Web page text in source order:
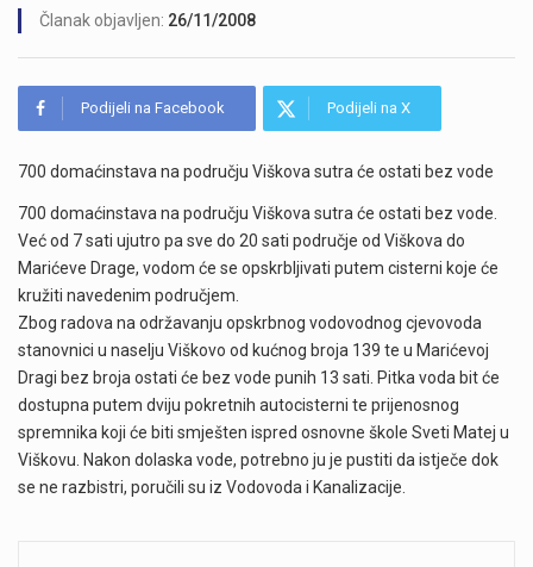
Članak objavljen: 26/11/2008
Podijeli na Facebook Podijeli na X
700 domaćinstava na području Viškova sutra će ostati bez vode
700 domaćinstava na području Viškova sutra će ostati bez vode.
Već od 7 sati ujutro pa sve do 20 sati područje od Viškova do
Marićeve Drage, vodom će se opskrbljivati putem cisterni koje će
kružiti navedenim područjem.
Zbog radova na održavanju opskrbnog vodovodnog cjevovoda
stanovnici u naselju Viškovo od kućnog broja 139 te u Marićevoj
Dragi bez broja ostati će bez vode punih 13 sati. Pitka voda bit će
dostupna putem dviju pokretnih autocisterni te prijenosnog
spremnika koji će biti smješten ispred osnovne škole Sveti Matej u
Viškovu. Nakon dolaska vode, potrebno ju je pustiti da istječe dok
se ne razbistri, poručili su iz Vodovoda i Kanalizacije.